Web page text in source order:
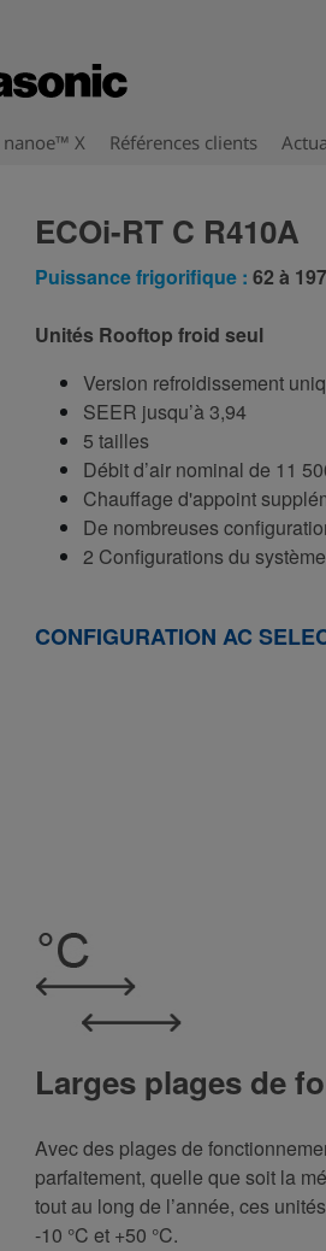
nanoe™ X Références clients
ECOi-RT C R410A
Puissance frigorifique : 62 à
Unités Rooftop froid seul
Version refroidissement
SEER jusqu’à 3,94
5 tailles
Débit d’air nominal de 11
Chauffage d'appoint
De nombreuses
2 Configurations du
CONFIGURATION AC
Larges plages de
Avec des plages de
parfaitement, quelle que soit la
tout au long de l’année, ces
-10 °C et +50 °C.